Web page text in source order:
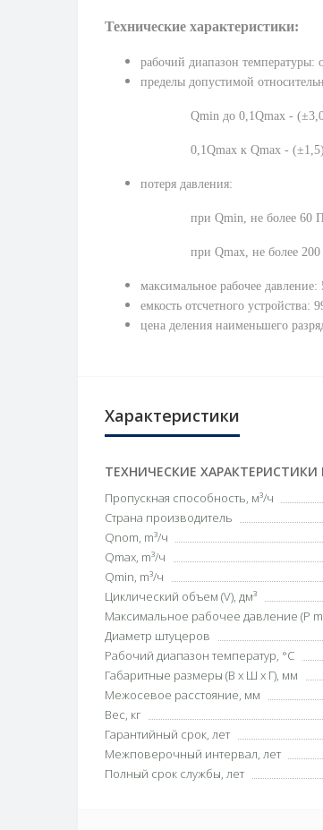
Технические характеристики:
рабочий диапазон
пределы допустимой
Qmin до 0,1Qmax -
0,1Qmax к Qmax -
потеря давления:
при Qmin, не более 60
при Qmax, не более
максимальное рабочее давление:
емкость отсчетного устройства:
цена деления наименьшего
Характеристики
ТЕХНИЧЕСКИЕ ХАРАКТЕРИСТИКИ
Пропускная способность, м³/ч
Страна производитель
Qnom, m³/ч
Qmax, m³/ч
Qmin, m³/ч
Циклический объем (V), дм³
Максимальное рабочее давление (P
Диаметр штуцеров
Рабочий диапазон температур, °С
Габаритные размеры (В х Ш х Г), мм
Межосевое расстояние, мм
Вес, кг
Гарантийный срок, лет
Межповерочный интервал, лет
Полный срок службы, лет